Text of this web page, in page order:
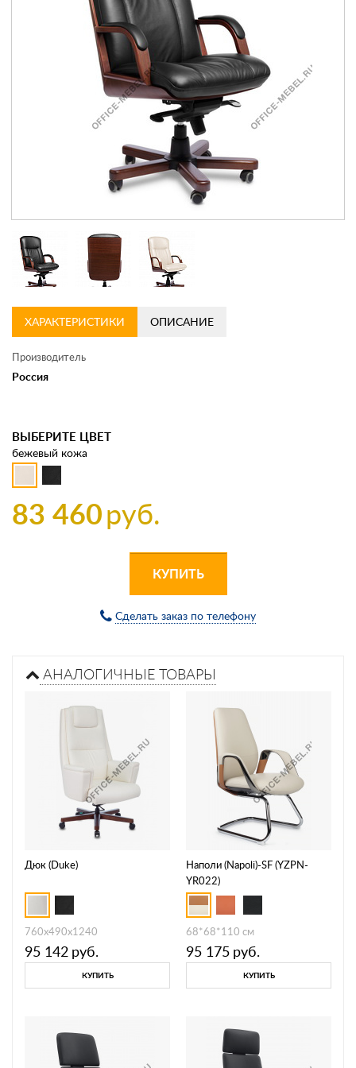
Заказать обратный звонок
ХАРАКТЕРИСТИКИ ОПИСАНИЕ
Производитель
Россия
ВЫБЕРИТЕ ЦВЕТ
бежевый кожа
83 460руб.
КУПИТЬ
Сделать заказ по телефону
АНАЛОГИЧНЫЕ ТОВАРЫ
Дюк (Duke)
760х490х1240
95 142 руб.
КУПИТЬ
Наполи (Napoli)-SF (YZPN-
YR022)
68*68*110 см
95 175 руб.
КУПИТЬ